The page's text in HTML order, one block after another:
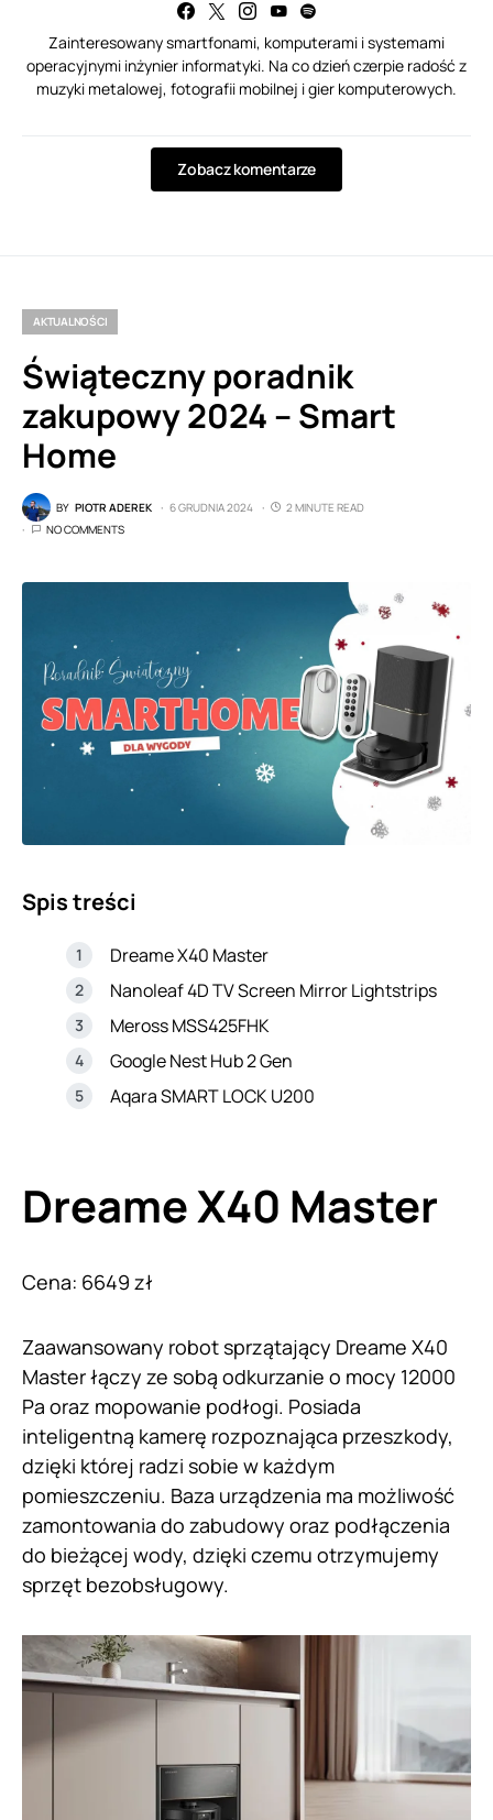
Zainteresowany smartfonami, komputerami i systemami
operacyjnymi inżynier informatyki. Na co dzień czerpie radość z
muzyki metalowej, fotografii mobilnej i gier komputerowych.
Zobacz komentarze
AKTUALNOŚCI
Świąteczny poradnik
zakupowy 2024 – Smart
Home
BY PIOTR ADEREK 6 GRUDNIA 2024
2 MINUTE READ
NO COMMENTS
Spis treści
Dreame X40 Master
Nanoleaf 4D TV Screen Mirror Lightstrips
Meross MSS425FHK
Google Nest Hub 2 Gen
Aqara SMART LOCK U200
Dreame X40 Master
Cena: 6649 zł
Zaawansowany robot sprzątający Dreame X40
Master łączy ze sobą odkurzanie o mocy 12000
Pa oraz mopowanie podłogi. Posiada
inteligentną kamerę rozpoznająca przeszkody,
dzięki której radzi sobie w każdym
pomieszczeniu. Baza urządzenia ma możliwość
zamontowania do zabudowy oraz podłączenia
do bieżącej wody, dzięki czemu otrzymujemy
sprzęt bezobsługowy.